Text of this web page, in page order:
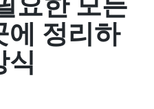
에 정리하
식